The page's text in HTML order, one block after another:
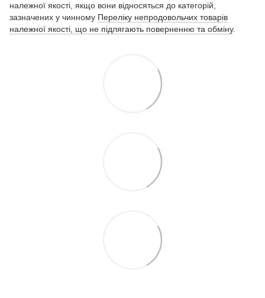
належної якості, якщо вони відносяться до категорій,
зазначених у чинному Переліку непродовольчих товарів
належної якості, що не підлягають поверненню та обміну.